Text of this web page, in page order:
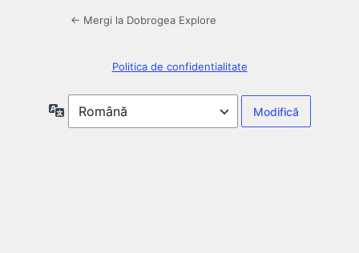
← Mergi la Dobrogea Explore
Politica de confidentialitate
Limbă